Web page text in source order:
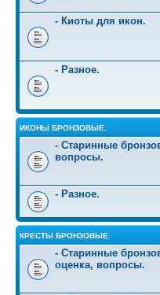
- Киоты для икон.
- Разное.
ИКОНЫ БРОНЗОВЫЕ.
- Старинные
вопросы.
- Разное.
КРЕСТЫ БРОНЗОВЫЕ.
- Старинные
оценка, вопросы.